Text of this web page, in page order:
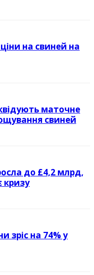
на свиней на
маточне
свиней
до £4,2 млрд,
кризу
зріс на 74% у